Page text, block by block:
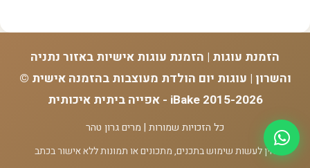
הזמנת עוגות | הזמנת עוגות אישיות באזור נתניה
והשרון | עוגות יום הולדת מעוצבות בהזמנה אישית ©
2015-2026 iBake - אפייה ביתית איכותית
כל הזכויות שמורות | מרים גרון טהר
אין לעשות שימוש בתכנים, מתכונים או תמונות ללא אישור בכתב